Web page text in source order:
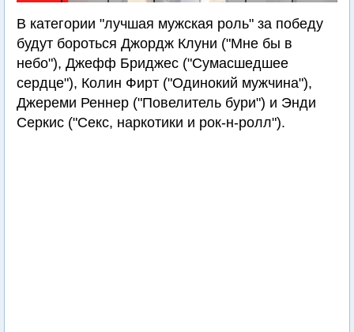
В категории "лучшая мужская роль" за победу
будут бороться Джордж Клуни ("Мне бы в
небо"), Джефф Бриджес ("Сумасшедшее
сердце"), Колин Фирт ("Одинокий мужчина"),
Джереми Реннер ("Повелитель бури") и Энди
Серкис ("Секс, наркотики и рок-н-ролл").